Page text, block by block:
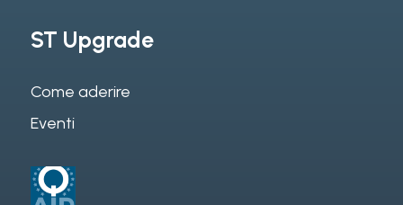
ST Upgrade
Come aderire
Eventi